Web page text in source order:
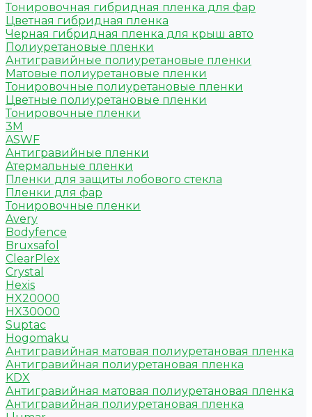
Тонировочная гибридная пленка для фар
Цветная гибридная пленка
Черная гибридная пленка для крыш авто
Полиуретановые пленки
Антигравийные полиуретановые пленки
Матовые полиуретановые пленки
Тонировочные полиуретановые пленки
Цветные полиуретановые пленки
Тонировочные пленки
3M
ASWF
Антигравийные пленки
Атермальные пленки
Пленки для защиты лобового стекла
Пленки для фар
Тонировочные пленки
Avery
Bodyfence
Bruxsafol
ClearPlex
Crystal
Hexis
HX20000
HX30000
Suptac
Hogomaku
Антигравийная матовая полиуретановая пленка
Антигравийная полиуретановая пленка
KDX
Антигравийная матовая полиуретановая пленка
Антигравийная полиуретановая пленка